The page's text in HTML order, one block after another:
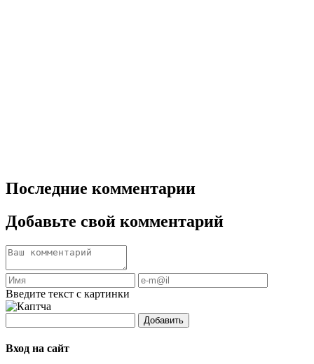
Последние комментарии
Добавьте свой комментарий
Введите текст с картинки
Добавить
Вход на сайт